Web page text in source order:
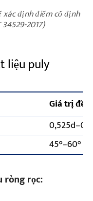
xác định điểm cố định
2017)
liệu puly
Giá trị đề
45°–60°
ròng rọc: